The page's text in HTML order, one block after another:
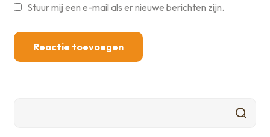
Stuur mij een e-mail als er nieuwe berichten zijn.